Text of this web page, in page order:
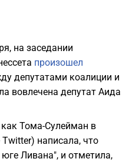
на заседании
произошел
депутатами коалиции и
вовлечена депутат Аида
как Тома-Сулейман в
написала, что
Ливана", и отметила,